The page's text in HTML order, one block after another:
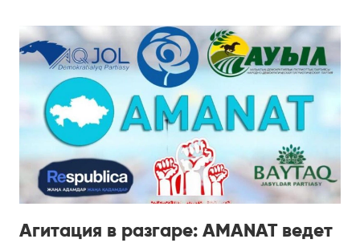
Агитация в разгаре: AMANAT ведет